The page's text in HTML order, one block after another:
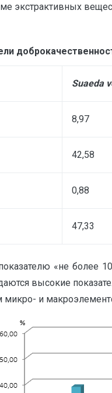
экстрактивных
Suaeda
8,97
42,58
0,88
47,33
«не более
высокие
и